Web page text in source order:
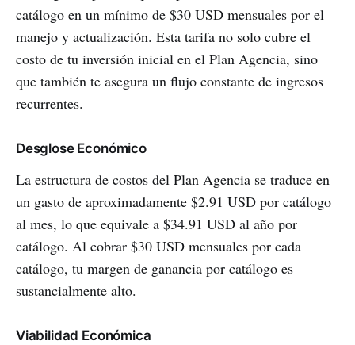
catálogo en un mínimo de $30 USD mensuales por el
manejo y actualización. Esta tarifa no solo cubre el
costo de tu inversión inicial en el Plan Agencia, sino
que también te asegura un flujo constante de ingresos
recurrentes.
Desglose Económico
La estructura de costos del Plan Agencia se traduce en
un gasto de aproximadamente $2.91 USD por catálogo
al mes, lo que equivale a $34.91 USD al año por
catálogo. Al cobrar $30 USD mensuales por cada
catálogo, tu margen de ganancia por catálogo es
sustancialmente alto.
Viabilidad Económica